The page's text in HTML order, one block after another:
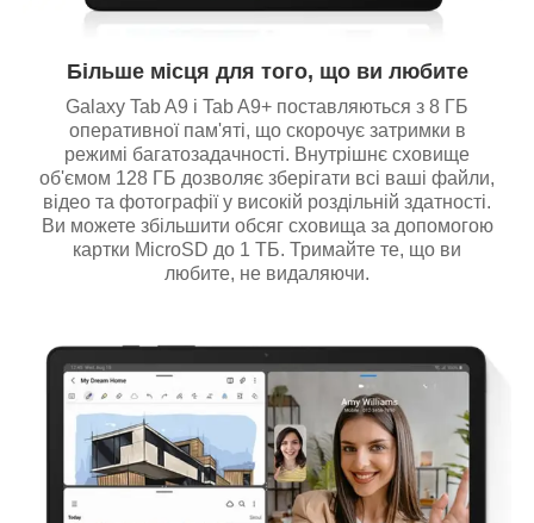
Більше місця для того, що ви любите
Galaxy Tab A9 і Tab A9+ поставляються з 8 ГБ
оперативної пам'яті, що скорочує затримки в
режимі багатозадачності. Внутрішнє сховище
об'ємом 128 ГБ дозволяє зберігати всі ваші файли,
відео та фотографії у високій роздільній здатності.
Ви можете збільшити обсяг сховища за допомогою
картки MicroSD до 1 ТБ. Тримайте те, що ви
любите, не видаляючи.